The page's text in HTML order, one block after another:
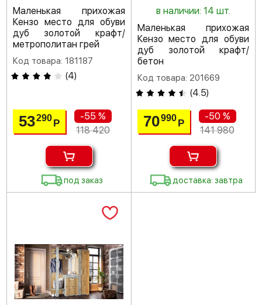
Маленькая прихожая
Кензо место для обуви
дуб золотой крафт/
метрополитан грей
Код товара: 181187
(4)
53290Р
-55 %
118 420
под заказ
в наличии: 14 шт.
Маленькая прихожая
Кензо место для обуви
дуб золотой крафт/
бетон
Код товара: 201669
(4.5)
70990 Р
-50 %
141 980
доставка: завтра